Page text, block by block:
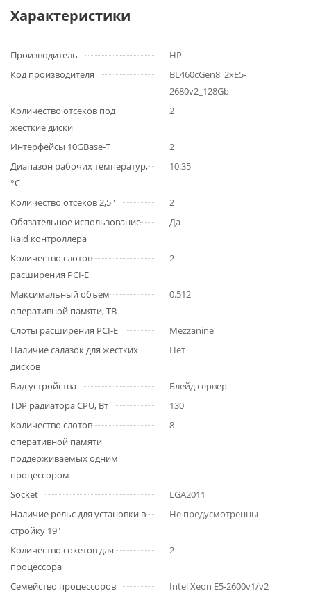
Характеристики
Производитель
HP
Код производителя
BL460cGen8_2xE5-
2680v2_128Gb
Количество отсеков под
жесткие диски
2
Интерфейсы 10GBase-T
2
Диапазон рабочих температур,
°C
10:35
Количество отсеков 2,5''
2
Обязательное использование
Raid контроллера
Да
Количество слотов
расширения PCI-E
2
Максимальный объем
оперативной памяти, TB
0.512
Слоты расширения PCI-E
Mezzanine
Наличие салазок для жестких
дисков
Нет
Вид устройства
Блейд сервер
TDP радиатора CPU, Вт
130
Количество слотов
оперативной памяти
поддерживаемых одним
процессором
8
Socket
LGA2011
Наличие рельс для установки в
стройку 19"
Не предусмотренны
Количество сокетов для
процессора
2
Семейство процессоров
Intel Xeon E5-2600v1/v2